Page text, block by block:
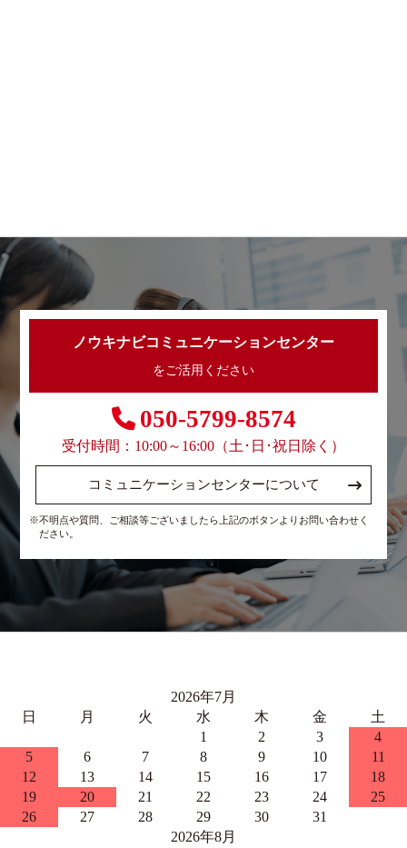
ノウキナビコミュニケーションセンター
をご活用ください
050-5799-8574
受付時間：10:00～16:00（土･日･祝日除く）
コミュニケーションセンターについて
※不明点や質問、ご相談等ございましたら上記のボタンよりお問い合わせく
ださい。
2026年7月
日
月 火 水 木 金
土
1
2 3
4
5
6 7 8 9 10
11
12
13 14 15 16 17
18
19
20 21 22 23 24
25
26
27 28 29 30
31
2026年8月